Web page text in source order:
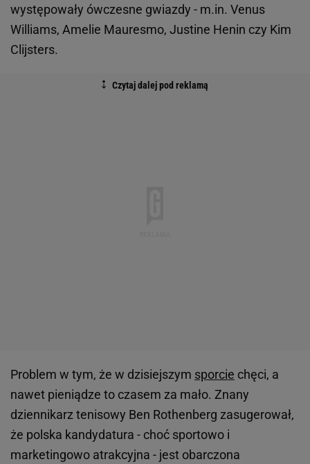
występowały ówczesne gwiazdy - m.in. Venus
Williams, Amelie Mauresmo, Justine Henin czy Kim
Clijsters.
Problem w tym, że w dzisiejszym sporcie chęci, a
nawet pieniądze to czasem za mało. Znany
dziennikarz tenisowy Ben Rothenberg zasugerował,
że polska kandydatura - choć sportowo i
marketingowo atrakcyjna - jest obarczona